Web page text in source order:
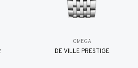
OMEGA
DE VILLE PRESTIGE